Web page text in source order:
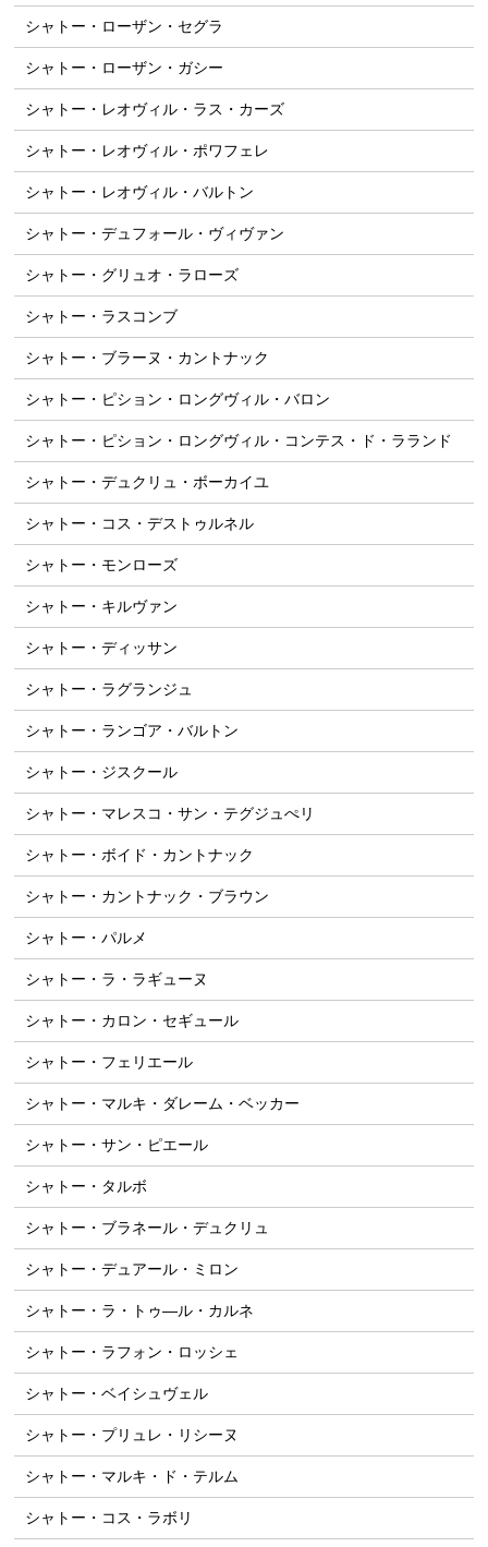
シャトー・ローザン・セグラ
シャトー・ローザン・ガシー
シャトー・レオヴィル・ラス・カーズ
シャトー・レオヴィル・ポワフェレ
シャトー・レオヴィル・バルトン
シャトー・デュフォール・ヴィヴァン
シャトー・グリュオ・ラローズ
シャトー・ラスコンブ
シャトー・ブラーヌ・カントナック
シャトー・ピション・ロングヴィル・バロン
シャトー・ピション・ロングヴィル・コンテス・ド・ラランド
シャトー・デュクリュ・ボーカイユ
シャトー・コス・デストゥルネル
シャトー・モンローズ
シャトー・キルヴァン
シャトー・ディッサン
シャトー・ラグランジュ
シャトー・ランゴア・バルトン
シャトー・ジスクール
シャトー・マレスコ・サン・テグジュぺリ
シャトー・ボイド・カントナック
シャトー・カントナック・ブラウン
シャトー・パルメ
シャトー・ラ・ラギューヌ
シャトー・カロン・セギュール
シャトー・フェリエール
シャトー・マルキ・ダレーム・ベッカー
シャトー・サン・ピエール
シャトー・タルボ
シャトー・ブラネール・デュクリュ
シャトー・デュアール・ミロン
シャトー・ラ・トゥ―ル・カルネ
シャトー・ラフォン・ロッシェ
シャトー・ベイシュヴェル
シャトー・プリュレ・リシーヌ
シャトー・マルキ・ド・テルム
シャトー・コス・ラボリ